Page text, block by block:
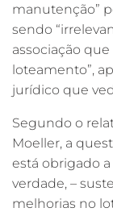
manutenção”
sendo
associação
loteamento”,
jurídico que
Segundo o
Moeller, a
está obrigado a
verdade, –
melhorias no